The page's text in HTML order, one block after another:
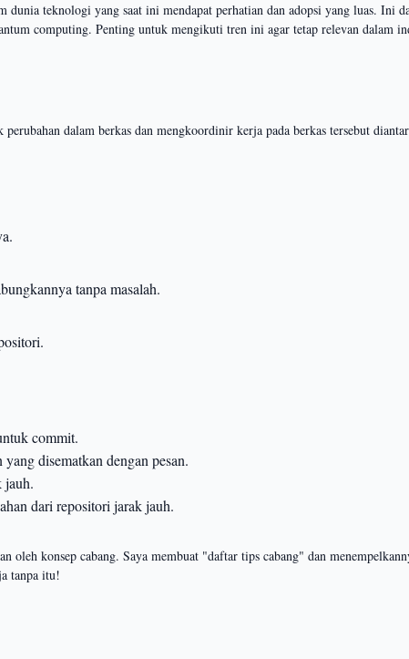
teknologi yang saat ini mendapat perhatian dan adopsi yang luas. Ini
computing. Penting untuk mengikuti tren ini agar tetap relevan dalam
dalam berkas dan mengkoordinir kerja pada berkas tersebut
tanpa masalah.
commit.
disematkan dengan pesan.
jauh.
dari repositori jarak jauh.
oleh konsep cabang. Saya membuat "daftar tips cabang" dan
tanpa itu!